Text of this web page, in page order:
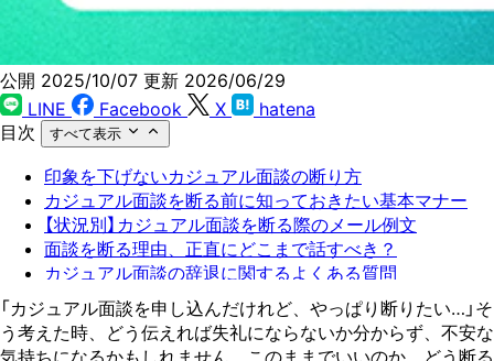
公開 2025/10/07 更新 2026/06/29
LINE
Facebook X
hatena
目次
すべて表示
印象を下げないカジュアル面談の断り方
カジュアル面談を断る前に知っておきたい基本マナー
【状況別】カジュアル面談を断る際のメール例文
面談を断る理由、正直にどこまで話すべき？
カジュアル面談の辞退に関するよくある質問
次の転職活動を成功させるためのアクション
「カジュアル面談を申し込んだけれど、やっぱり断りたい…」そ
う考えた時、どう伝えれば失礼にならないか分からず、不安な
気持ちになるかもしれません。このままでいいのか、どう断る